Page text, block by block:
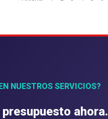
NUESTROS SERVICIOS?
ahora.